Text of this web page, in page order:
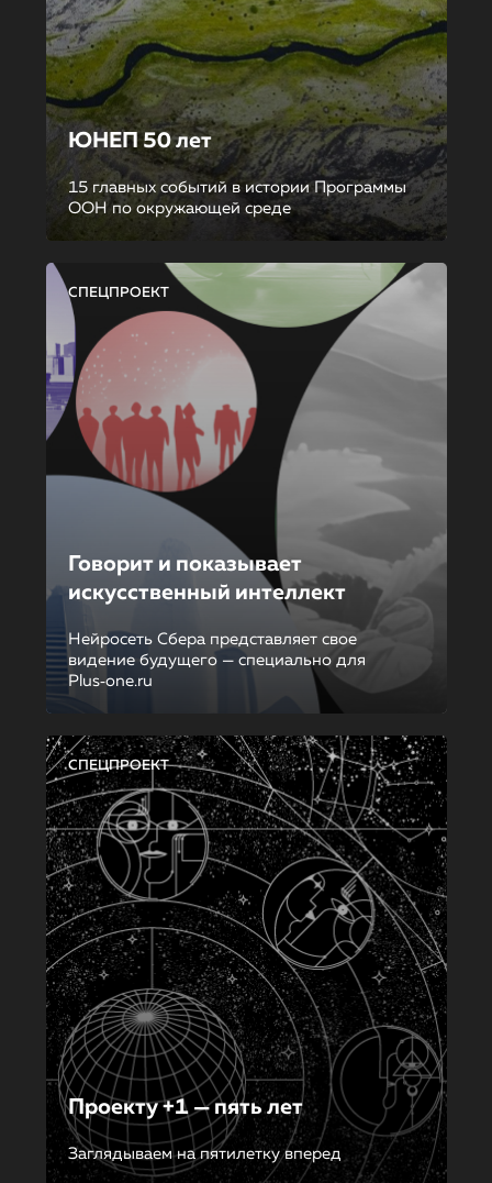
ЮНЕП 50 лет
15 главных событий в истории Программы
ООН по окружающей среде
СПЕЦПРОЕКТ
Говорит и показывает
искусственный интеллект
Нейросеть Сбера представляет свое
видение будущего — специально для
Plus‑one.ru
СПЕЦПРОЕКТ
Проекту +1 — пять лет
Заглядываем на пятилетку вперед